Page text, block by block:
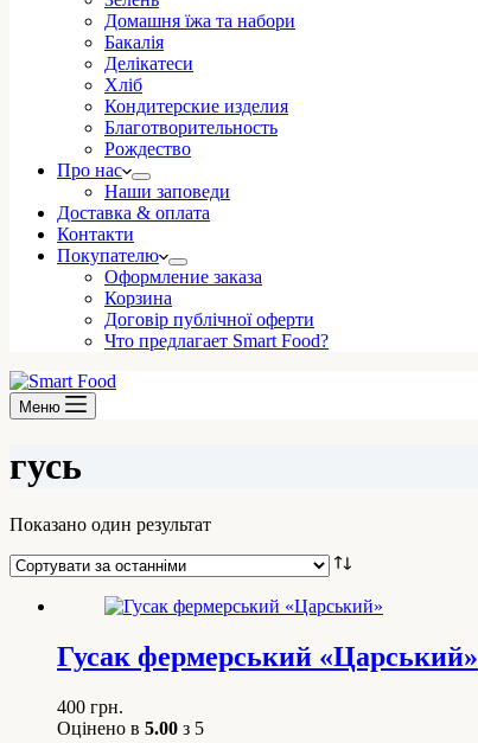
Домашня їжа та набори
Бакалія
Делікатеси
Хліб
Кондитерские изделия
Благотворительность
Рождество
Про нас
Наши заповеди
Доставка & оплата
Контакти
Покупателю
Оформление заказа
Корзина
Договір публічної оферти
Что предлагает Smart Food?
Меню
гусь
Показано один результат
Гусак фермерський «Царський»
400 грн.
Оцінено в 5.00 з 5